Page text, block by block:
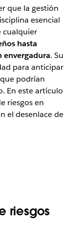
que la gestión
esencial
cualquier
hasta
envergadura. Su
para anticipar
podrían
En este artículo
riesgos en
el desenlace de
riesgos